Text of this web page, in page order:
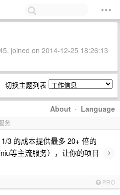
joined on 2014-12-25 18:26:13
切换主题列表
About · Language
务
3 的成本提供最多 20+ 倍的
等主流服务），让你的项目
›
PRO